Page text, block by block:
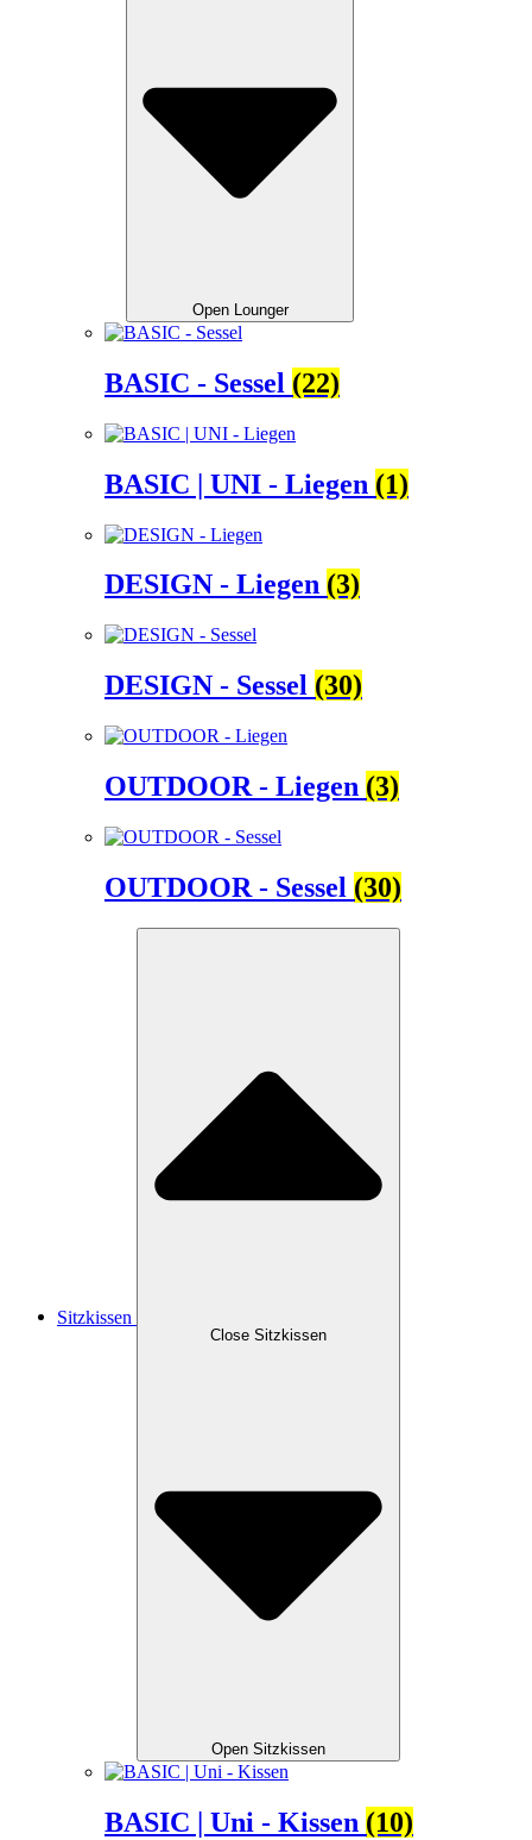
Open Lounger
BASIC - Sessel (22)
BASIC | UNI - Liegen (1)
DESIGN - Liegen (3)
DESIGN - Sessel (30)
OUTDOOR - Liegen (3)
OUTDOOR - Sessel (30)
Sitzkissen
Close Sitzkissen
Open Sitzkissen
BASIC | Uni - Kissen (10)